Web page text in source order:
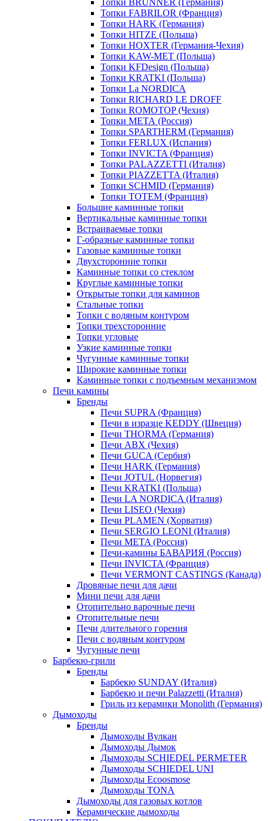
Топки BRUNNER (Германия)
Топки FABRILOR (Франция)
Топки HARK (Германия)
Топки HITZE (Польша)
Топки HOXTER (Германия-Чехия)
Топки KAW-MET (Польша)
Топки KFDesign (Польша)
Топки KRATKI (Польша)
Топки La NORDICA
Топки RICHARD LE DROFF
Топки ROMOTOP (Чехия)
Топки МЕТА (Россия)
Топки SPARTHERM (Германия)
Топки FERLUX (Испания)
Топки INVICTA (Франция)
Топки PALAZZETTI (Италия)
Топки PIAZZETTA (Италия)
Топки SCHMID (Германия)
Топки TOTEM (Франция)
Большие каминные топки
Вертикальные каминные топки
Встраиваемые топки
Г-образные каминные топки
Газовые каминные топки
Двухсторонние топки
Каминные топки со стеклом
Круглые каминные топки
Открытые топки для каминов
Стальные топки
Топки с водяным контуром
Топки трехсторонние
Топки угловые
Узкие каминные топки
Чугунные каминные топки
Широкие каминные топки
Каминные топки с подъемным механизмом
Печи камины
Бренды
Печи SUPRA (Франция)
Печи в изразце KEDDY (Швеция)
Печи THORMA (Германия)
Печи ABX (Чехия)
Печи GUCA (Сербия)
Печи HARK (Германия)
Печи JOTUL (Норвегия)
Печи KRATKI (Польша)
Печи LA NORDICA (Италия)
Печи LISEO (Чехия)
Печи PLAMEN (Хорватия)
Печи SERGIO LEONI (Италия)
Печи META (Россия)
Печи-камины БАВАРИЯ (Россия)
Печи INVICTA (Франция)
Печи VERMONT CASTINGS (Канада)
Дровяные печи для дачи
Мини печи для дачи
Отопительно варочные печи
Отопительные печи
Печи длительного горения
Печи с водяным контуром
Чугунные печи
Барбекю-грили
Бренды
Барбекю SUNDAY (Италия)
Барбекю и печи Palazzetti (Италия)
Гриль из керамики Monolith (Германия)
Дымоходы
Бренды
Дымоходы Вулкан
Дымоходы Дымок
Дымоходы SCHIEDEL PERMETER
Дымоходы SCHIEDEL UNI
Дымоходы Ecoosmose
Дымоходы TONA
Дымоходы для газовых котлов
Керамические дымоходы